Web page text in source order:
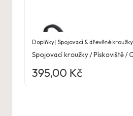
Doplňky | Spojovací & dřevěné kroužky
Spojovací kroužky / Pískoviště /
395,00 Kč